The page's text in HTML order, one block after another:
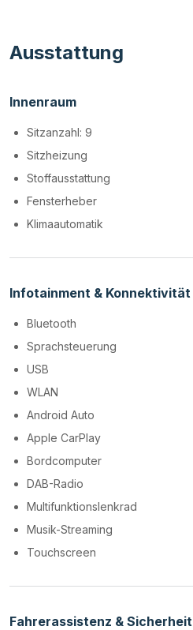
Ausstattung
Innenraum
Sitzanzahl: 9
Sitzheizung
Stoffausstattung
Fensterheber
Klimaautomatik
Infotainment & Konnektivität
Bluetooth
Sprachsteuerung
USB
WLAN
Android Auto
Apple CarPlay
Bordcomputer
DAB-Radio
Multifunktionslenkrad
Musik-Streaming
Touchscreen
Fahrerassistenz & Sicherheit